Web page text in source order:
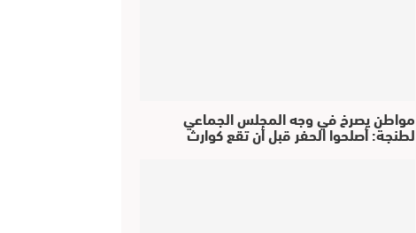
مواطن يصرخ في وجه المجلس الجماعي
لطنجة: أصلحوا الحفر قبل أن تقع كوارث